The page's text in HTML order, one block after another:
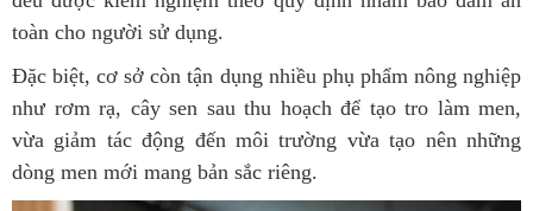
toàn cho người sử dụng.
Đặc biệt, cơ sở còn tận dụng nhiều phụ phẩm nông nghiệp
như rơm rạ, cây sen sau thu hoạch để tạo tro làm men,
vừa giảm tác động đến môi trường vừa tạo nên những
dòng men mới mang bản sắc riêng.